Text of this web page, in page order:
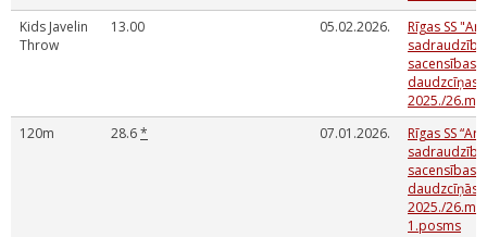
Kids Javelin
Throw
13.00 05.02.2026.
Rīgas SS
sacensības
daudzcīņas
2025./
120m
28.6* 07.01.2026.
Rīgas SS
sacensības
daudzcīņās
2025./
1.posms